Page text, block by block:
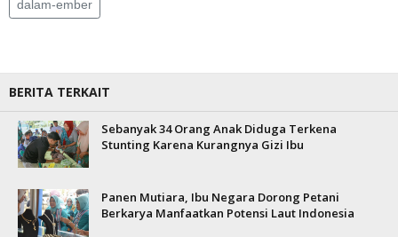
dalam-ember
BERITA TERKAIT
Sebanyak 34 Orang Anak Diduga Terkena
Stunting Karena Kurangnya Gizi Ibu
Panen Mutiara, Ibu Negara Dorong Petani
Berkarya Manfaatkan Potensi Laut Indonesia